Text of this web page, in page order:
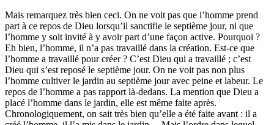
Mais remarquez très bien ceci. On ne voit pas que l’homme prend
part à ce repos de Dieu lorsqu’il sanctifie le septième jour, ni que
l’homme y soit invité à y avoir part d’une façon active. Pourquoi ?
Eh bien, l’homme, il n’a pas travaillé dans la création. Est-ce que
l’homme a travaillé pour créer ? C’est Dieu qui a travaillé ; c’est
Dieu qui s’est reposé le septième jour. On ne voit pas non plus
l’homme cultiver le jardin au septième jour avec peine et labeur. Le
repos de l’homme a pas rapport là-dedans. La mention que Dieu a
placé l’homme dans le jardin, elle est même faite après.
Chronologiquement, on sait très bien qu’elle a été faite avant : il a